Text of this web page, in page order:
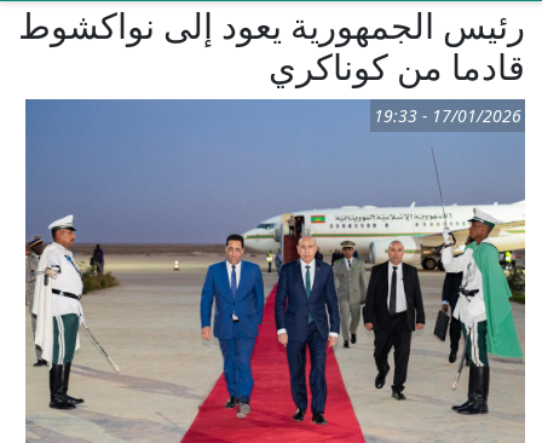
رئيس الجمهورية يعود إلى نواكشوط
قادما من كوناكري
17/01/2026 - 19:33